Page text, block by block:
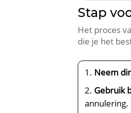
Stap
Het proces
die je het
Neem
Gebruik
annulering.